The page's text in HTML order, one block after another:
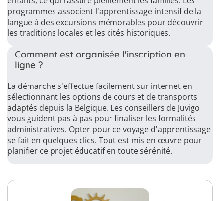
programmes associent l'apprentissage intensif de la
langue à des excursions mémorables pour découvrir
les traditions locales et les cités historiques.
Comment est organisée l'inscription en
ligne ?
La démarche s'effectue facilement sur internet en
sélectionnant les options de cours et de transports
adaptés depuis la Belgique. Les conseillers de Juvigo
vous guident pas à pas pour finaliser les formalités
administratives. Opter pour ce voyage d'apprentissage
se fait en quelques clics. Tout est mis en œuvre pour
planifier ce projet éducatif en toute sérénité.